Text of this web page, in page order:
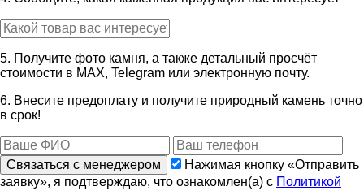
5. Получите фото камня, а также детальный просчёт
стоимости в MAX, Telegram или электронную почту.
6. Внесите предоплату и получите природный камень точно
в срок!
Связаться с менеджером
Нажимая кнопку «Отправить
заявку», я подтверждаю, что ознакомлен(а) с Политикой